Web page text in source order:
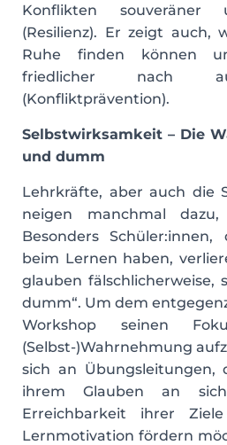
Konflikten souveräner
(Resilienz). Er zeigt auch,
Ruhe finden können
friedlicher nach
(Konfliktprävention).
Selbstwirksamkeit – Die
und dumm
Lehrkräfte, aber auch die
neigen manchmal dazu,
Besonders Schüler:innen,
beim Lernen haben,
glauben fälschlicherweise,
dumm“. Um dem
Workshop seinen
(Selbst-)Wahrnehmung
sich an Übungsleitungen,
ihrem Glauben an
Erreichbarkeit ihrer
Lernmotivation fördern